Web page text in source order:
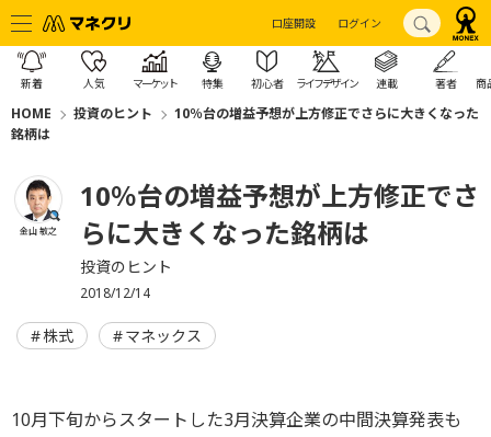
口座開設 ログイン
新着 人気 マーケット 特集 初心者 ライフデザイン 連載 著者 商
HOME 投資のヒント
10％台の増益予想が上方修正でさらに大きくなった
銘柄は
金山 敏之
10％台の増益予想が上方修正でさ
らに大きくなった銘柄は
投資のヒント
2018/12/14
株式 マネックス
10月下旬からスタートした3月決算企業の中間決算発表も